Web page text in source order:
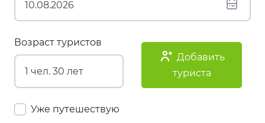
Возраст туристов
Добавить
туриста
Уже путешествую